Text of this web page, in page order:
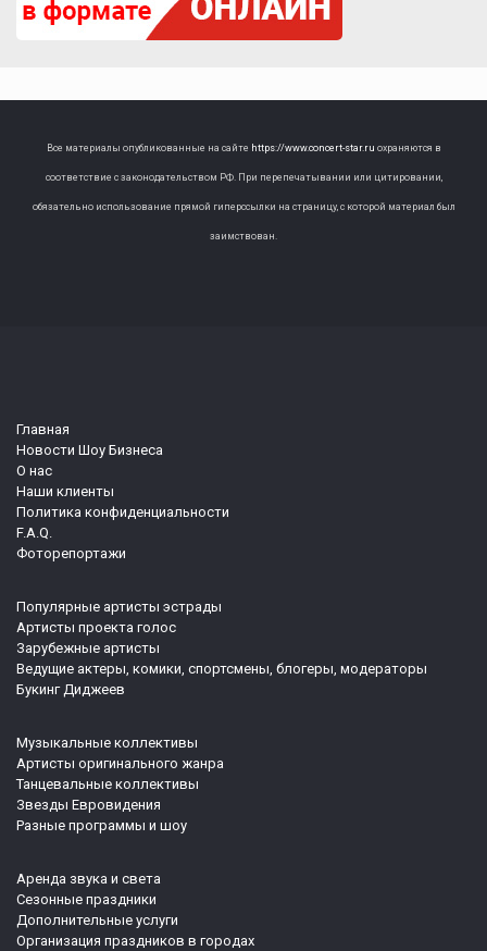
Все материалы опубликованные на сайте https://www.concert-star.ru охраняются в
соответствие с законодательством РФ. При перепечатывании или цитировании,
обязательно использование прямой гиперссылки на страницу, с которой материал был
заимствован.
Главная
Новости Шоу Бизнеса
О нас
Наши клиенты
Политика конфиденциальности
F.A.Q.
Фоторепортажи
Популярные артисты эстрады
Артисты проекта голос
Зарубежные артисты
Ведущие актеры, комики, спортсмены, блогеры, модераторы
Букинг Диджеев
Музыкальные коллективы
Артисты оригинального жанра
Танцевальные коллективы
Звезды Евровидения
Разные программы и шоу
Аренда звука и света
Сезонные праздники
Дополнительные услуги
Организация праздников в городах